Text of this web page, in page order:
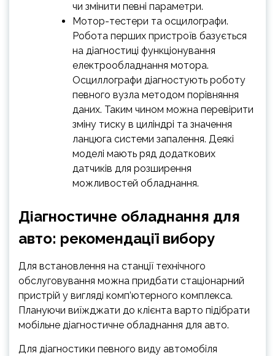
чи змінити певні параметри.
Мотор-тестери та осцилографи.
Робота перших пристроїв базується
на діагностиці функціонування
електрообладнання мотора.
Осциллографи діагностують роботу
певного вузла методом порівняння
даних. Таким чином можна перевірити
зміну тиску в циліндрі та значення
ланцюга системи запалення. Деякі
моделі мають ряд додаткових
датчиків для розширення
можливостей обладнання.
Діагностичне обладнання для
авто: рекомендації вибору
Для встановлення на станції технічного
обслуговування можна придбати стаціонарний
пристрій у вигляді комп’ютерного комплекса.
Плануючи виїжджати до клієнта варто підібрати
мобільне діагностичне обладнання для авто.
Для діагностики певного виду автомобіля